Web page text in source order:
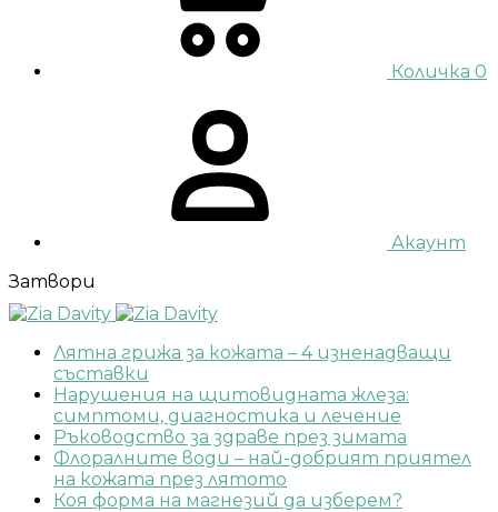
Количка 0
Акаунт
Затвори
Лятна грижа за кожата – 4 изненадващи
съставки
Нарушения на щитовидната жлеза:
симптоми, диагностика и лечение
Ръководство за здраве през зимата
Флоралните води – най-добрият приятел
на кожата през лятото
Коя форма на магнезий да изберем?